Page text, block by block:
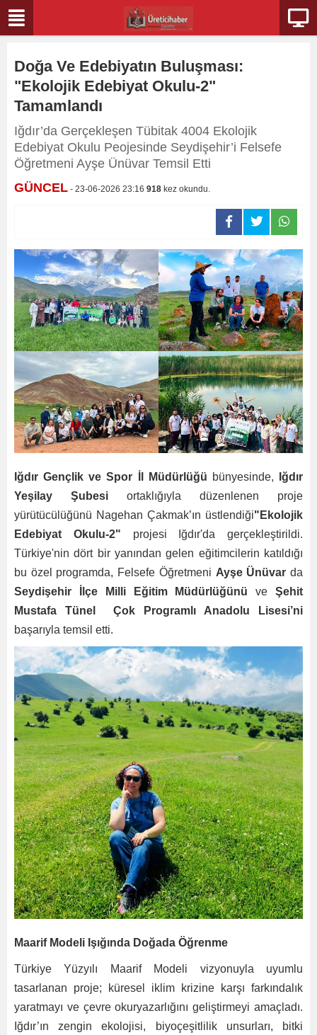
Doğa Ve Edebiyatın Buluşması:
"Ekolojik Edebiyat Okulu-2"
Tamamlandı
Iğdır’da Gerçekleşen Tübitak 4004 Ekolojik
Edebiyat Okulu Peojesinde Seydişehir’i Felsefe
Öğretmeni Ayşe Ünüvar Temsil Etti
GÜNCEL - 23-06-2026 23:16 918 kez okundu.
Iğdır Gençlik ve Spor İl Müdürlüğü bünyesinde,
Iğdır
Yeşilay Şubesi ortaklığıyla düzenlenen proje
yürütücülüğünü Nagehan Çakmak’ın üstlendiği"Ekolojik
Edebiyat Okulu-2" projesi Iğdır'da gerçekleştirildi.
Türkiye'nin dört bir yanından gelen eğitimcilerin katıldığı
bu özel programda, Felsefe Öğretmeni Ayşe Ünüvar da
Seydişehir İlçe Milli Eğitim MüdürlüğünüveŞehit
Mustafa Tünel Çok Programlı Anadolu Lisesi’ni
başarıyla temsil etti.
Maarif Modeli Işığında Doğada Öğrenme
Türkiye Yüzyılı Maarif Modeli vizyonuyla uyumlu
tasarlanan proje; küresel iklim krizine karşı farkındalık
yaratmayı ve çevre okuryazarlığını geliştirmeyi amaçladı.
Iğdır’ın zengin ekolojisi, biyoçeşitlilik unsurları, bitki